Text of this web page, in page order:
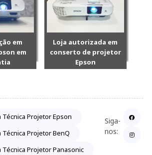
em
em
Loja autorizada em
conserto de projetor
Epson
Técnica Projetor Epson
Técnica Projetor BenQ
Técnica Projetor Panasonic
Siga-
nos: